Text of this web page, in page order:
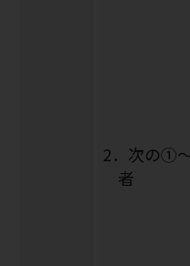
2．次の①
者